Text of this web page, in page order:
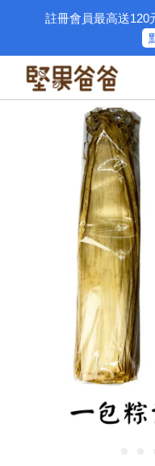
註冊會員最高送120